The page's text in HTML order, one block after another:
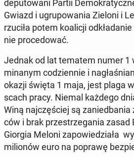
de­pu­to­wa­ni Partii
Gwiazd i ugru­po­wa­nia Zieloni i
rzu­ci­ła potem ko­ali­cji
nie pro­ce­do­wać.
Jednak od lat tematem numer 1
mi­na­nym co­dzien­nie i
okazji święta 1 maja, jest plaga
scach pracy. Niemal każdego
Winą naj­czę­ściej są
ców i brak prze­strze­ga­nia zasad
Giorgia Meloni za­po­wie­dzia­ła
mi­lio­nów euro na poprawę